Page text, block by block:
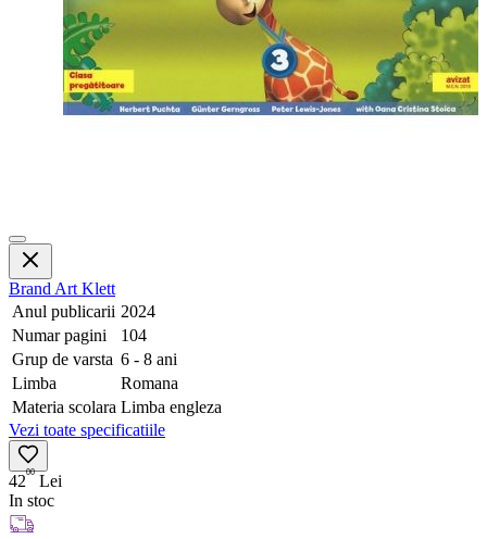
Brand Art Klett
Anul publicarii 2024
Numar pagini
104
Grup de varsta 6 - 8 ani
Limba
Romana
Materia scolara Limba engleza
Vezi toate specificatiile
4200 Lei
In stoc